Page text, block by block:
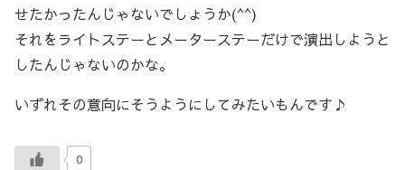
せたかったんじゃないでしょうか(^^)
それをライトステーとメーターステーだけで演出しようと
したんじゃないのかな。
いずれその意向にそうようにしてみたいもんです♪
0